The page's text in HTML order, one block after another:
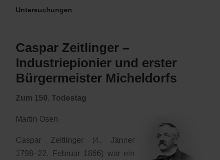
Untersuchungen
Caspar Zeitlinger –
Industriepionier und erster
Bürgermeister Micheldorfs
Zum 150. Todestag
Martin Osen
Caspar Zeitlinger (4. Jänner
1798–22. Februar 1866) war ein